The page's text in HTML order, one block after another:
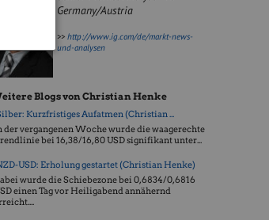
Germany/Austria
>>http://www.ig.com/de/markt-news-
und-analysen
Blogs von Christian Henke
Kurzfristiges Aufatmen (Christian ...
der vergangenen Woche wurde die waagerechte
bei 16,38/16,80 USD signifikant unter...
USD: Erholung gestartet (Christian Henke)
wurde die Schiebezone bei 0,6834/0,6816
einen Tag vor Heiligabend annähernd